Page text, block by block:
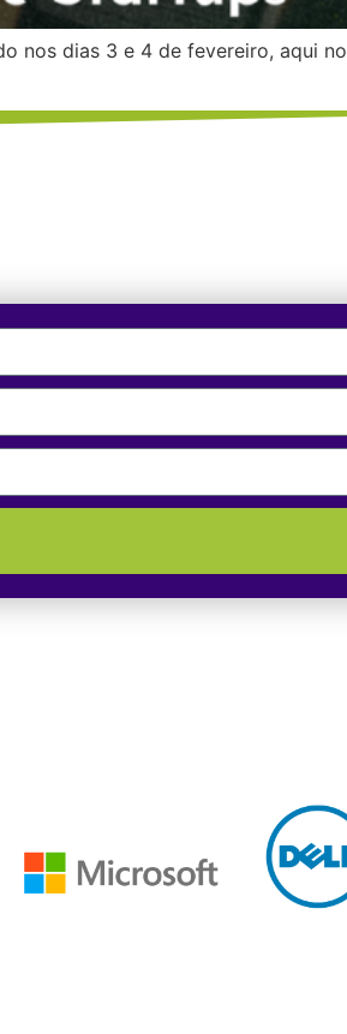
nos dias 3 e 4 de fevereiro, aqui no